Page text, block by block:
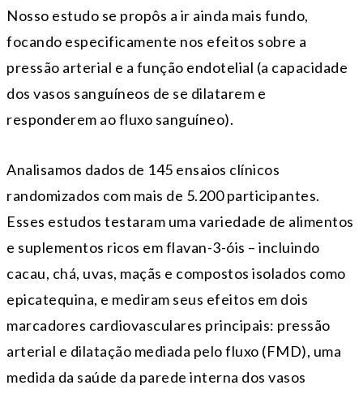
Nosso estudo se propôs a ir ainda mais fundo,
focando especificamente nos efeitos sobre a
pressão arterial e a função endotelial (a capacidade
dos vasos sanguíneos de se dilatarem e
responderem ao fluxo sanguíneo).
Analisamos dados de 145 ensaios clínicos
randomizados com mais de 5.200 participantes.
Esses estudos testaram uma variedade de alimentos
e suplementos ricos em flavan-3-óis – incluindo
cacau, chá, uvas, maçãs e compostos isolados como
epicatequina, e mediram seus efeitos em dois
marcadores cardiovasculares principais: pressão
arterial e dilatação mediada pelo fluxo (FMD), uma
medida da saúde da parede interna dos vasos